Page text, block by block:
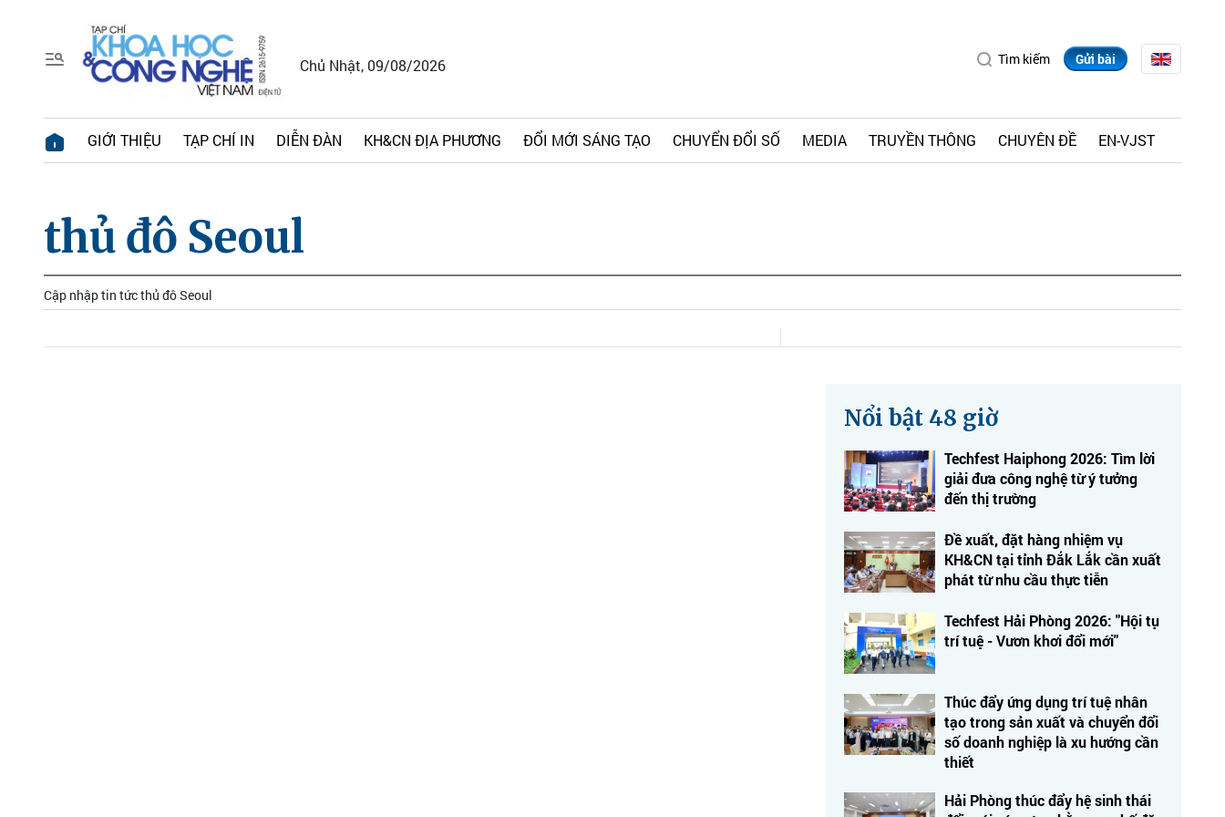
Chủ Nhật, 09/08/2026 Tìm kiếm Gửi bài
GIỚI THIỆU TẠP CHÍ IN DIỄN ĐÀN KH&CN ĐỊA PHƯƠNG ĐỔI MỚI SÁNG TẠO CHUYỂN ĐỔI SỐ MEDIA TRUYỀN THÔNG CHUYÊN ĐỀ EN-VJST
thủ đô Seoul
Cập nhập tin tức thủ đô Seoul
Nổi bật 48 giờ
Techfest Haiphong 2026: Tìm lời
giải đưa công nghệ từ ý tưởng
đến thị trường
Đề xuất, đặt hàng nhiệm vụ
KH&CN tại tỉnh Đắk Lắk cần xuất
phát từ nhu cầu thực tiễn
Techfest Hải Phòng 2026: "Hội tụ
trí tuệ - Vươn khơi đổi mới"
Thúc đẩy ứng dụng trí tuệ nhân
tạo trong sản xuất và chuyển đổi
số doanh nghiệp là xu hướng cần
thiết
Hải Phòng thúc đẩy hệ sinh thái